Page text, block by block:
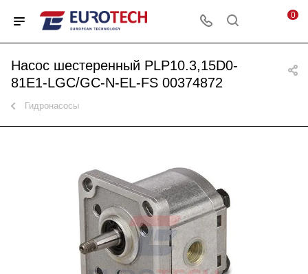
0
Насос шестеренный PLP10.3,15D0-
81E1-LGC/GC-N-EL-FS 00374872
Гидронасосы